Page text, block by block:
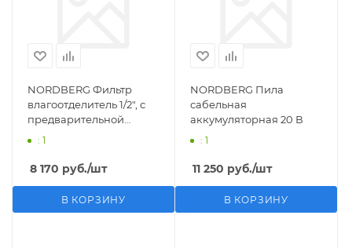
NORDBERG Фильтр
влагоотделитель 1/2", с
предварительной
фильтрацией
: 1
8 170 руб./шт
В КОРЗИНУ
NORDBERG Пила
сабельная
аккумуляторная 20 В
: 1
11 250 руб./шт
В КОРЗИНУ